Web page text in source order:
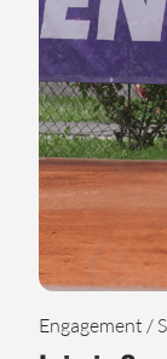
Engagement /